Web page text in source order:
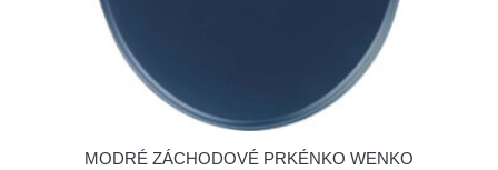
MODRÉ ZÁCHODOVÉ PRKÉNKO WENKO